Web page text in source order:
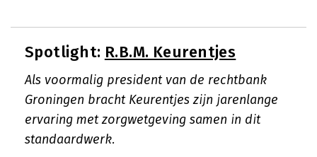
Spotlight: R.B.M. Keurentjes
Als voormalig president van de rechtbank
Groningen bracht Keurentjes zijn jarenlange
ervaring met zorgwetgeving samen in dit
standaardwerk.